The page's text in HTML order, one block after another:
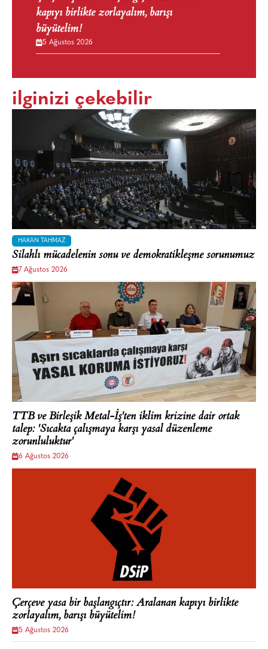
kapıyı birlikte zorlayalım, barışı
büyütelim!
5 Ağustos 2026
ilginizi çekebilir
HAKAN TAHMAZ
Silahlı mücadelenin sonu ve demokratikleşme sorunumuz
7 Ağustos 2026
TTB ve Birleşik Metal-İş'ten iklim krizine dair ortak
talep: 'Sıcakta çalışmaya karşı yasal düzenleme
zorunluluktur'
6 Ağustos 2026
Çerçeve yasa bir başlangıçtır: Aralanan kapıyı birlikte
zorlayalım, barışı büyütelim!
5 Ağustos 2026